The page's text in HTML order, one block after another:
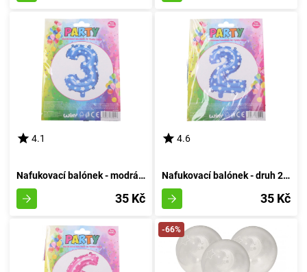
4.1
Nafukovací balónek - modrá velikost 3
35 Kč
4.6
Nafukovací balónek - druh 2 azurový
35 Kč
-66%